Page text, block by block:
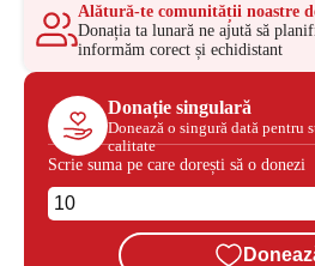
Alătură-te comunității noastre
Donația ta lunară ne ajută să
informăm corect și echidistant
Donație singulară
Donează o singură dată pentru
calitate
Scrie suma pe care dorești să o donezi